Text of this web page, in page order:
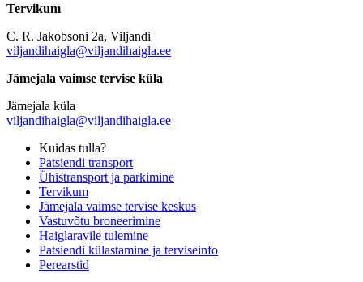
Tervikum
C. R. Jakobsoni 2a, Viljandi
viljandihaigla@viljandihaigla.ee
Jämejala vaimse tervise küla
Jämejala küla
viljandihaigla@viljandihaigla.ee
Kuidas tulla?
Patsiendi transport
Ühistransport ja parkimine
Tervikum
Jämejala vaimse tervise keskus
Vastuvõtu broneerimine
Haiglaravile tulemine
Patsiendi külastamine ja terviseinfo
Perearstid